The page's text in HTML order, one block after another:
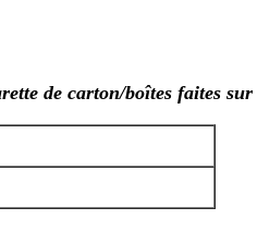
de carton/boîtes faites sur